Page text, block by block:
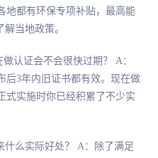
地都有环保专项补贴，最高能
当地政策。
认证会不会很快过期？ A：
后3年内旧证书都有效。现在做
式实施时你已经积累了不少实
什么实际好处？ A：除了满足